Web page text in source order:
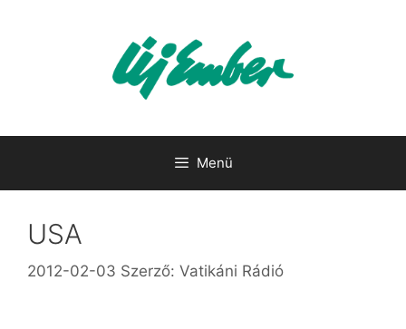
Menü
USA
2012-02-03 Szerző: Vatikáni Rádió